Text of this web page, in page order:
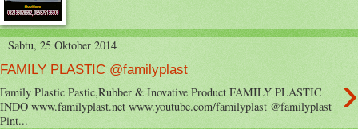
Sabtu, 25 Oktober 2014
FAMILY PLASTIC @familyplast ›
Family Plastic Pastic,Rubber & Inovative Product FAMILY PLASTIC
INDO www.familyplast.net www.youtube.com/familyplast @familyplast
Pint...